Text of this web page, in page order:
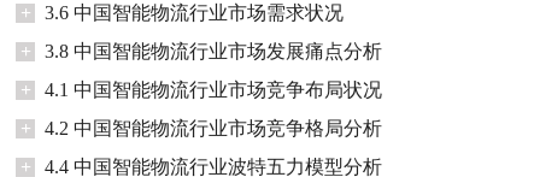
+
3.6 中国智能物流行业市场需求状况
+
3.8 中国智能物流行业市场发展痛点分析
+
4.1 中国智能物流行业市场竞争布局状况
+
4.2 中国智能物流行业市场竞争格局分析
+
4.4 中国智能物流行业波特五力模型分析